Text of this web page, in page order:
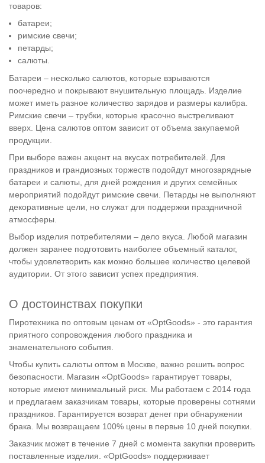
товаров:
батареи;
римские свечи;
петарды;
салюты.
Батареи – несколько салютов, которые взрываются
поочередно и покрывают внушительную площадь. Изделие
может иметь разное количество зарядов и размеры калибра.
Римские свечи – трубки, которые красочно выстреливают
вверх. Цена салютов оптом зависит от объема закупаемой
продукции.
При выборе важен акцент на вкусах потребителей. Для
праздников и грандиозных торжеств подойдут многозарядные
батареи и салюты, для дней рождения и других семейных
мероприятий подойдут римские свечи. Петарды не выполняют
декоративные цели, но служат для поддержки праздничной
атмосферы.
Выбор изделия потребителями – дело вкуса. Любой магазин
должен заранее подготовить наиболее объемный каталог,
чтобы удовлетворить как можно большее количество целевой
аудитории. От этого зависит успех предприятия.
О достоинствах покупки
Пиротехника по оптовым ценам от «OptGoods» - это гарантия
приятного сопровождения любого праздника и
знаменательного события.
Чтобы купить салюты оптом в Москве, важно решить вопрос
безопасности. Магазин «OptGoods» гарантирует товары,
которые имеют минимальный риск. Мы работаем с 2014 года
и предлагаем заказчикам товары, которые проверены сотнями
праздников. Гарантируется возврат денег при обнаружении
брака. Мы возвращаем 100% цены в первые 10 дней покупки.
Заказчик может в течение 7 дней с момента закупки проверить
поставленные изделия. «OptGoods» поддерживает